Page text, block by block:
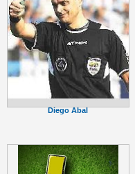
Diego Abal